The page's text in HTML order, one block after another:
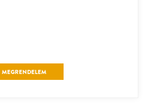
MEGRENDELEM